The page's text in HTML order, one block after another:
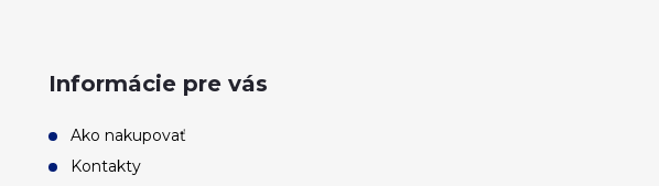
Informácie pre vás
Ako nakupovať
Kontakty